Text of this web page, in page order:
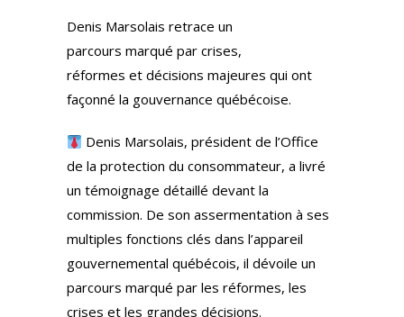
a
Denis Marsolais retrace un
parcours marqué par crises,
réformes et décisions majeures qui ont
façonné la gouvernance québécoise.
Denis Marsolais, président de l’Office
de la protection du consommateur, a livré
un témoignage détaillé devant la
commission. De son assermentation à ses
multiples fonctions clés dans l’appareil
gouvernemental québécois, il dévoile un
parcours marqué par les réformes, les
crises et les grandes décisions.